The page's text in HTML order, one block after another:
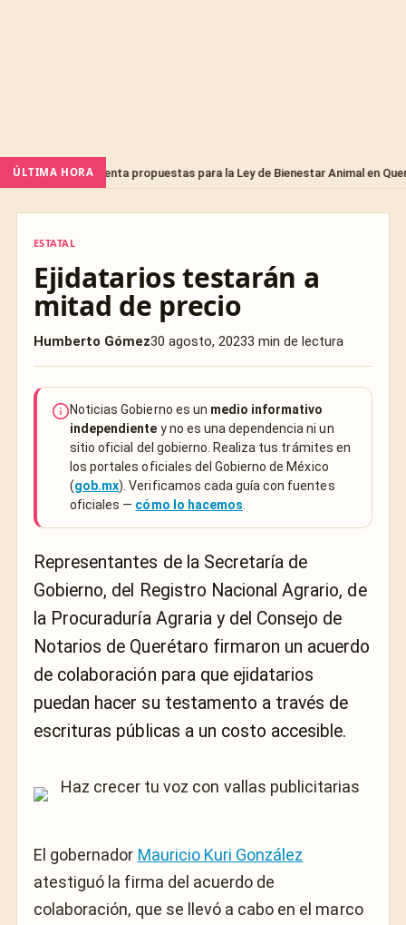
ÚLTIMA HORA
propuestas para la Ley de Bienestar Animal en Querétaro
ESTATAL
Ejidatarios testarán a
mitad de precio
Humberto Gómez30 agosto, 20233 min de lectura
Noticias Gobierno es un medio informativo
independiente y no es una dependencia ni un
sitio oficial del gobierno. Realiza tus trámites en
los portales oficiales del Gobierno de México
(gob.mx). Verificamos cada guía con fuentes
oficiales — cómo lo hacemos
Representantes de la Secretaría de
Gobierno, del Registro Nacional Agrario, de
la Procuraduría Agraria y del Consejo de
Notarios de Querétaro firmaron un acuerdo
de colaboración para que ejidatarios
puedan hacer su testamento a través de
escrituras públicas a un costo accesible.
El gobernador Mauricio Kuri González
atestiguó la firma del acuerdo de
colaboración, que se llevó a cabo en el marco